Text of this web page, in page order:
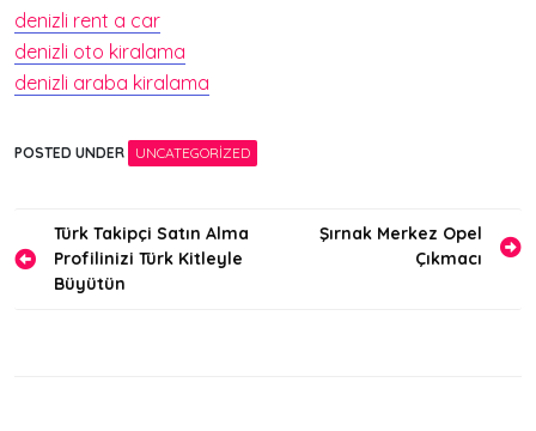
denizli rent a car
denizli oto kiralama
denizli araba kiralama
POSTED UNDER UNCATEGORIZED
Yazı
gezinmesi
Türk Takipçi Satın Alma
Profilinizi Türk Kitleyle
Büyütün
Şırnak Merkez Opel
Çıkmacı